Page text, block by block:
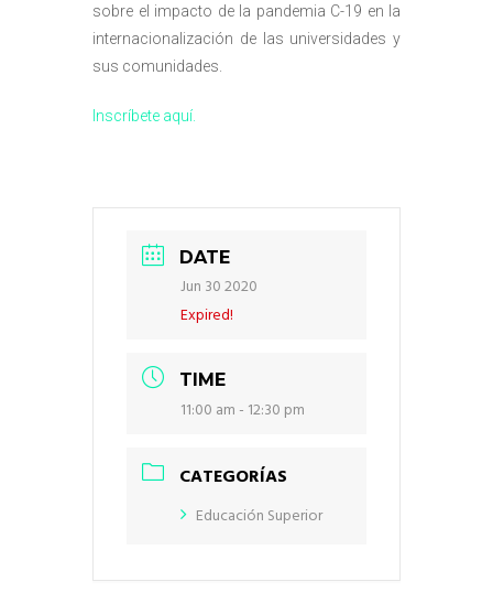
sobre el impacto de la pandemia C-19 en la
internacionalización de las universidades y
sus comunidades.
Inscríbete aquí.
DATE
Jun 30 2020
Expired!
TIME
11:00 am - 12:30 pm
CATEGORÍAS
Educación Superior